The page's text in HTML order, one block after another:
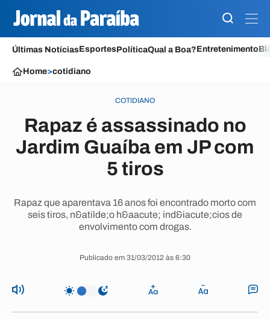
Últimas NotíciasEsportesPolíticaQual a Boa?Entretenimento
Home>cotidiano
COTIDIANO
Rapaz é assassinado no
Jardim Guaíba em JP com
5 tiros
Rapaz que aparentava 16 anos foi encontrado morto com
seis tiros, n&atilde;o h&aacute; ind&iacute;cios de
envolvimento com drogas.
Publicado em 31/03/2012 às 6:30